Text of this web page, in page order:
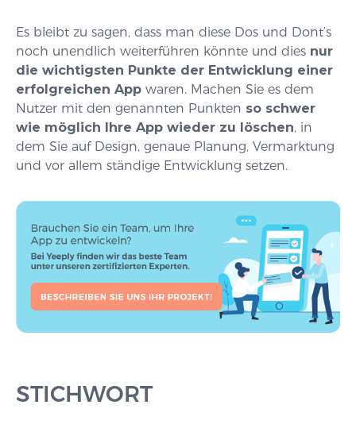
Es bleibt zu sagen, dass man diese Dos und Dont’s
noch unendlich weiterführen könnte und dies nur
die wichtigsten Punkte der Entwicklung einer
erfolgreichen App waren. Machen Sie es dem
Nutzer mit den genannten Punkten so schwer
wie möglich Ihre App wieder zu löschen, in
dem Sie auf Design, genaue Planung, Vermarktung
und vor allem ständige Entwicklung setzen.
STICHWORT